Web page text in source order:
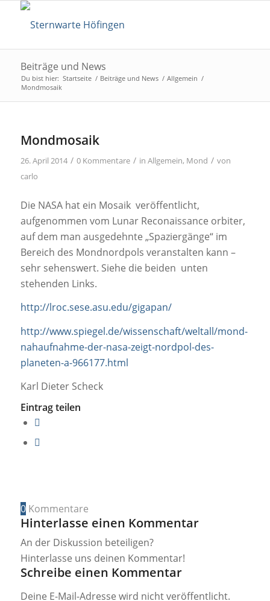
Beiträge und News
Du bist hier: Startseite / Beiträge und News / Allgemein /
Mondmosaik
Mondmosaik
26. April 2014 / 0 Kommentare / in Allgemein, Mond / von
carlo
Die NASA hat ein Mosaik veröffentlicht,
aufgenommen vom Lunar Reconaissance orbiter,
auf dem man ausgedehnte „Spaziergänge“ im
Bereich des Mondnordpols veranstalten kann –
sehr sehenswert. Siehe die beiden unten
stehenden Links.
http://lroc.sese.asu.edu/gigapan/
http://www.spiegel.de/wissenschaft/weltall/mond-
nahaufnahme-der-nasa-zeigt-nordpol-des-
planeten-a-966177.html
Karl Dieter Scheck
Eintrag teilen
0 Kommentare
Hinterlasse einen Kommentar
An der Diskussion beteiligen?
Hinterlasse uns deinen Kommentar!
Schreibe einen Kommentar
Deine E-Mail-Adresse wird nicht veröffentlicht.